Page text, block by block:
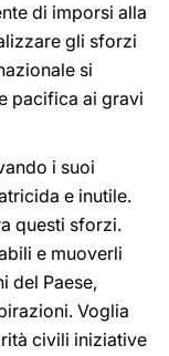
di imporsi alla
gli sforzi
si
pacifica ai gravi
i suoi
e inutile.
questi sforzi.
e muoverli
del Paese,
Voglia
civili iniziative